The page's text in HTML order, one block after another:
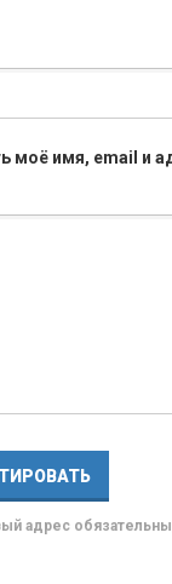
моё имя, email и
адрес